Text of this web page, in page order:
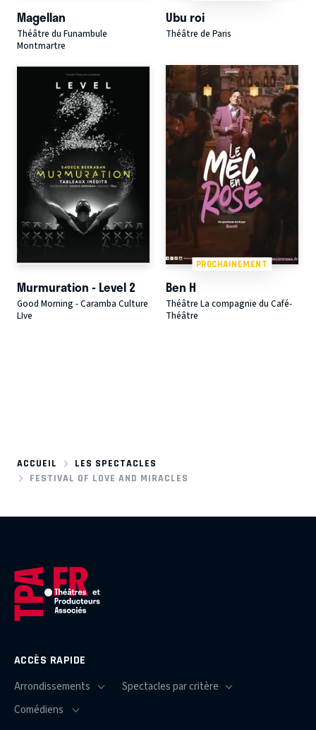
Magellan
Théâtre du Funambule
Montmartre
Ubu roi
Théâtre de Paris
Murmuration - Level 2
Good Morning - Caramba Culture
LIve
PROCHAINEMENT
Ben H
Théâtre La compagnie du Café-
Théâtre
ACCUEIL
LES SPECTACLES
FESTIVAL OF LOVE AND MIRACLES
ACCÈS RAPIDE